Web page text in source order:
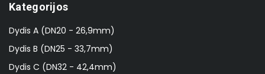
Kategorijos
Dydis A (DN20 - 26,9mm)
Dydis B (DN25 - 33,7mm)
Dydis C (DN32 - 42,4mm)